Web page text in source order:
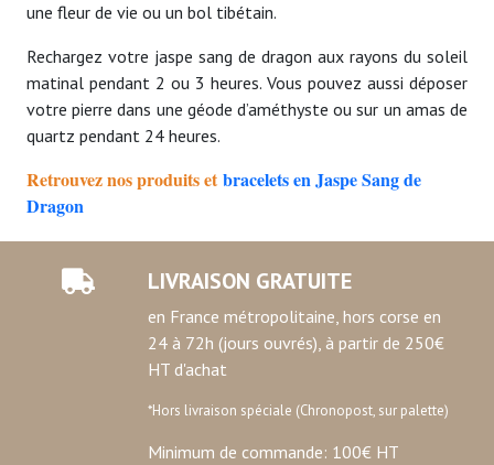
une fleur de vie ou un bol tibétain.
Rechargez votre jaspe sang de dragon aux rayons du soleil
matinal pendant 2 ou 3 heures. Vous pouvez aussi déposer
votre pierre dans une géode d’améthyste ou sur un amas de
quartz pendant 24 heures.
Retrouvez nos produits etbracelets en Jaspe Sang de
Dragon
LIVRAISON GRATUITE
en France métropolitaine, hors corse en
24 à 72h (jours ouvrés), à partir de 250€
HT d'achat
*Hors livraison spéciale (Chronopost, sur palette)
Minimum de commande: 100€ HT